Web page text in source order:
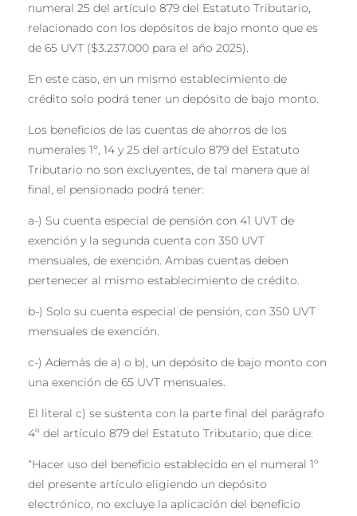
numeral 25 del artículo 879 del Estatuto Tributario,
relacionado con los depósitos de bajo monto que es
de 65 UVT ($3.237.000 para el año 2025).
En este caso, en un mismo establecimiento de
crédito solo podrá tener un depósito de bajo monto.
Los beneficios de las cuentas de ahorros de los
numerales 1º, 14 y 25 del artículo 879 del Estatuto
Tributario no son excluyentes, de tal manera que al
final, el pensionado podrá tener:
a-) Su cuenta especial de pensión con 41 UVT de
exención y la segunda cuenta con 350 UVT
mensuales, de exención. Ambas cuentas deben
pertenecer al mismo establecimiento de crédito.
b-) Solo su cuenta especial de pensión, con 350 UVT
mensuales de exención.
c-) Además de a) o b), un depósito de bajo monto con
una exención de 65 UVT mensuales.
El literal c) se sustenta con la parte final del parágrafo
4º del artículo 879 del Estatuto Tributario, que dice:
“Hacer uso del beneficio establecido en el numeral 1º
del presente artículo eligiendo un depósito
electrónico, no excluye la aplicación del beneficio